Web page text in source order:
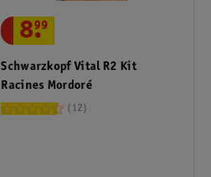
Schwarzkopf Vital R2 Kit
Racines Mordoré
8.
99
12